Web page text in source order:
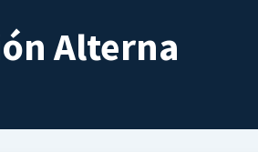
Alterna